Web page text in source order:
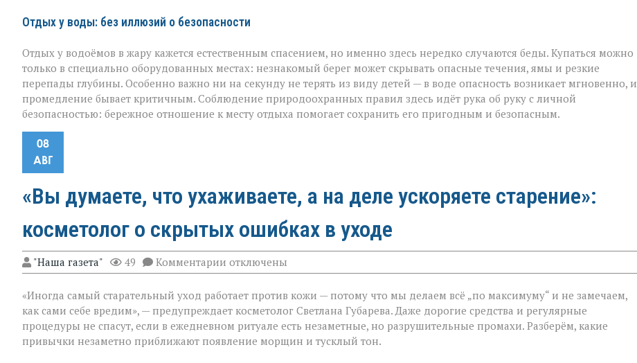
Отдых у воды: без иллюзий о безопасности
Отдых у водоёмов в жару кажется естественным спасением, но именно здесь нередко случаются беды. Купаться можно
только в специально оборудованных местах: незнакомый берег может скрывать опасные течения, ямы и резкие
перепады глубины. Особенно важно ни на секунду не терять из виду детей — в воде опасность возникает мгновенно, и
промедление бывает критичным. Соблюдение природоохранных правил здесь идёт рука об руку с личной
безопасностью: бережное отношение к месту отдыха помогает сохранить его пригодным и безопасным.
08
АВГ
«Вы думаете, что ухаживаете, а на деле ускоряете старение»:
косметолог о скрытых ошибках в уходе
"Наша газета" 49 Комментарии к
записи
думаете,
что
а
на
отключены
«Иногда самый старательный уход работает против кожи — потому что мы делаем всё „по максимуму“ и не замечаем,
как сами себе вредим», — предупреждает косметолог Светлана Губарева. Даже дорогие средства и регулярные
процедуры не спасут, если в ежедневном ритуале есть незаметные, но разрушительные промахи. Разберём, какие
привычки незаметно приближают появление морщин и тусклый тон.